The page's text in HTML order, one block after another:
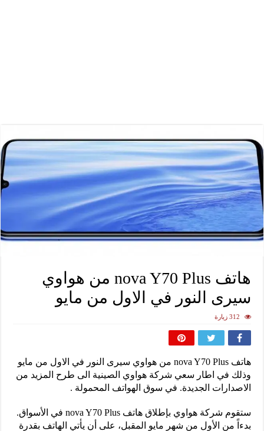
هاتف nova Y70 Plus من هواوي
سيرى النور في الاول من مايو
312 زيارة
هاتف nova Y70 Plus من هواوي سيرى النور في الاول من مايو
وذلك في اطار سعي شركة هواوي الصينية الى طرح المزيد من
الاصدارات الجديدة. في سوق الهواتف المحمولة .
ستقوم شركة هواوي بإطلاق هاتف nova Y70 Plus في الأسواق.
بدءاً من الأول من شهر مايو المقبل، على أن يأتي الهاتف بقدرة